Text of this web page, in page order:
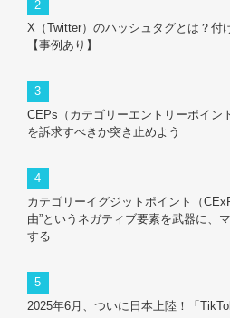
X（Twitter）のハッシュタグとは？付
【事例あり】
CEPs（カテゴリーエントリーポイン
を訴求すべきか突き止めよう
カテゴリーイグジットポイント（
由”というネガティブ要素を武器に、
する
2025年6月、ついに日本上陸！「